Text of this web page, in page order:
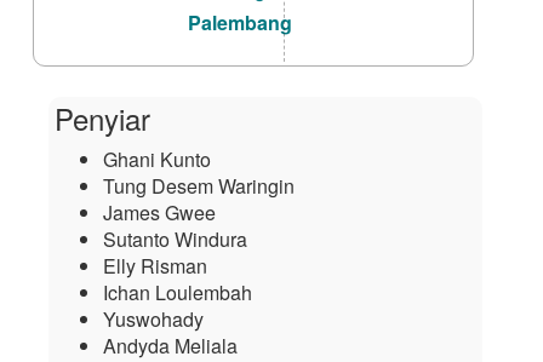
Palembang
Penyiar
Ghani Kunto
Tung Desem Waringin
James Gwee
Sutanto Windura
Elly Risman
Ichan Loulembah
Yuswohady
Andyda Meliala